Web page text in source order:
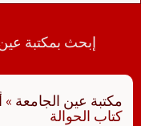
إبحث بمكتبة عين
مكتبة عين الجامعة »
كتاب الحوالة